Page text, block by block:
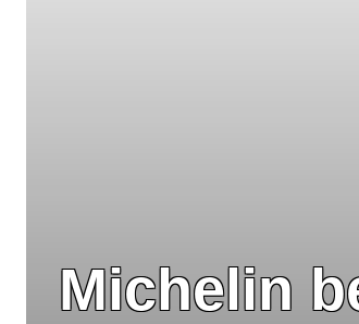
Michelin